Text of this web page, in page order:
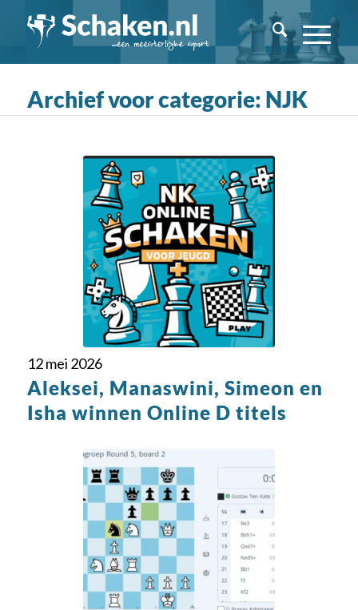
Archief voor categorie: NJK
12 mei 2026
Aleksei, Manaswini, Simeon en
Isha winnen Online D titels